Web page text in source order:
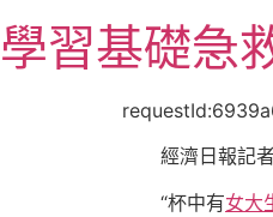
至
主
學習基礎急
經濟日報記
“杯中有女大